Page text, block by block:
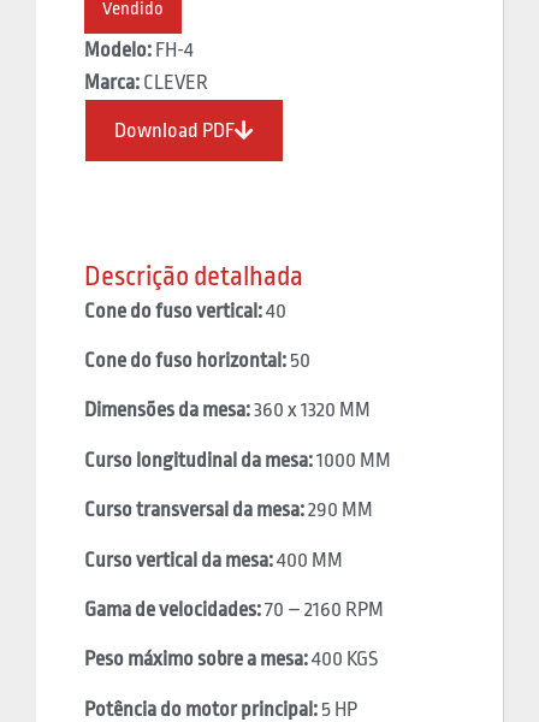
Vendido
Modelo: FH-4
Marca: CLEVER
Download PDF
Descrição detalhada
Cone do fuso vertical:40
Cone do fuso horizontal: 50
Dimensões da mesa:360 x 1320 MM
Curso longitudinal da mesa:1000 MM
Curso transversal da mesa:290 MM
Curso vertical da mesa:400 MM
Gama de velocidades:70 – 2160 RPM
Peso máximo sobre a mesa:400 KGS
Potência do motor principal: 5 HP